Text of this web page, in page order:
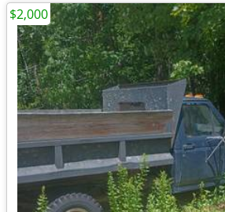
$2,000